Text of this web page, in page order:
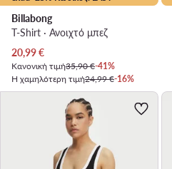
Billabong
T-Shirt · Ανοιχτό μπεζ
Τρέχουσα τιμή
20,99€
Κανονική τιμή35,90 €-41%
Η χαμηλότερη τιμή24,99 €-16%